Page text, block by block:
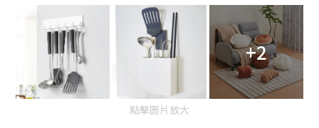
+2
點擊圖片放大